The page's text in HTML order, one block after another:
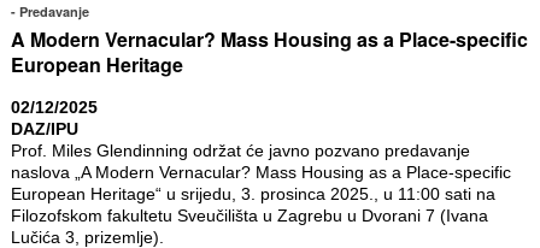
Predavanje
A Modern Vernacular? Mass Housing as a Place-specific
European Heritage
02/12/2025
DAZ/IPU
Prof. Miles Glendinning održat će javno pozvano predavanje
naslova „A Modern Vernacular? Mass Housing as a Place-specific
European Heritage“ u srijedu, 3. prosinca 2025., u 11:00 sati na
Filozofskom fakultetu Sveučilišta u Zagrebu u Dvorani 7 (Ivana
Lučića 3, prizemlje).